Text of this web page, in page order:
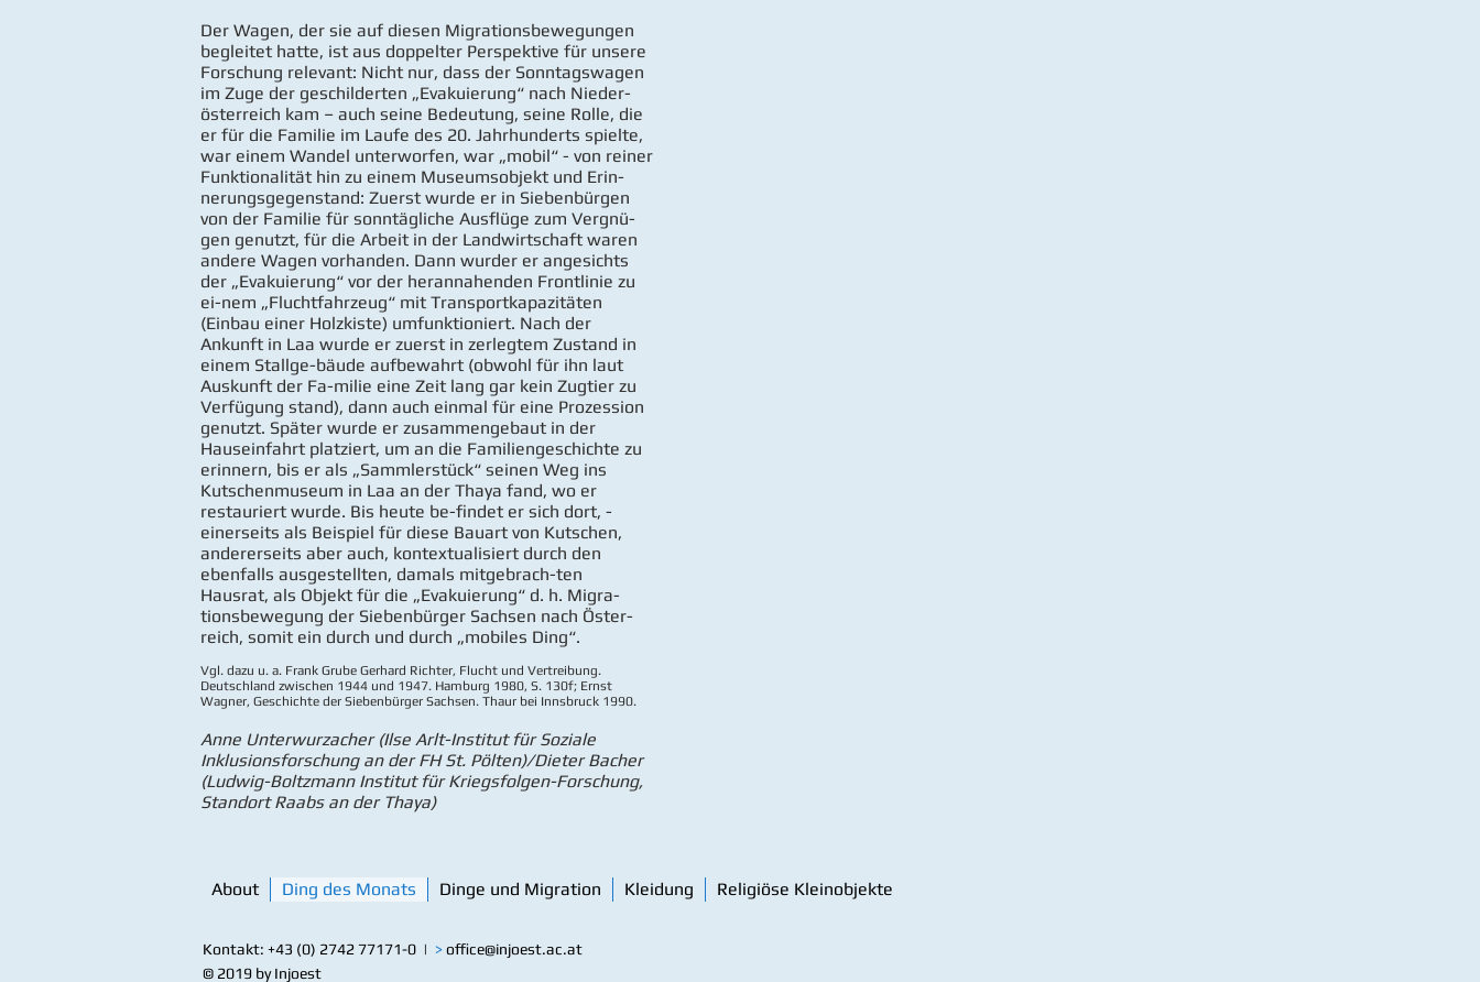
Der Wagen, der sie auf diesen Migrationsbewegungen
begleitet hatte, ist aus doppelter Perspektive für unsere
Forschung relevant: Nicht nur, dass der Sonntagswagen
im Zuge der geschilderten „Evakuierung“ nach Nieder-
österreich kam – auch seine Bedeutung, seine Rolle, die
er für die Familie im Laufe des 20. Jahrhunderts spielte,
war einem Wandel unterworfen, war „mobil“ - von reiner
Funktionalität hin zu einem Museumsobjekt und Erin-
nerungsgegenstand: Zuerst wurde er in Siebenbürgen
von der Familie für sonntägliche Ausflüge zum Vergnü-
gen genutzt, für die Arbeit in der Landwirtschaft waren
andere Wagen vorhanden. Dann wurder er angesichts
der „Evakuierung“ vor der herannahenden Frontlinie zu
ei-nem „Fluchtfahrzeug“ mit Transportkapazitäten
(Einbau einer Holzkiste) umfunktioniert. Nach der
Ankunft in Laa wurde er zuerst in zerlegtem Zustand in
einem Stallge-bäude aufbewahrt (obwohl für ihn laut
Auskunft der Fa-milie eine Zeit lang gar kein Zugtier zu
Verfügung stand), dann auch einmal für eine Prozession
genutzt. Später wurde er zusammengebaut in der
Hauseinfahrt platziert, um an die Familiengeschichte zu
erinnern, bis er als „Sammlerstück“ seinen Weg ins
Kutschenmuseum in Laa an der Thaya fand, wo er
restauriert wurde. Bis heute be-findet er sich dort, ­
einerseits als Beispiel für diese Bauart von Kutschen,
andererseits aber auch, kontextualisiert durch den
ebenfalls ausgestellten, damals mitgebrach-ten
Hausrat, als Objekt für die „Evakuierung“ d. h. Migra-
tionsbewegung der Siebenbürger Sachsen nach Öster-
reich, somit ein durch und durch „mobiles Ding“.
Vgl. dazu u. a. Frank Grube ­Gerhard Richter, Flucht und Vertreibung.
Deutschland zwischen 1944 und 1947. Hamburg 1980, S. 130f; Ernst
Wagner, Geschichte der Siebenbürger Sachsen. Thaur bei Innsbruck 1990.
Anne Unterwurzacher (Ilse Arlt-Institut für Soziale
Inklusionsforschung an der FH St. Pölten)/Dieter Bacher
(Ludwig-Boltzmann Institut für Kriegsfolgen-Forschung,
Standort Raabs an der Thaya)
About Ding des Monats Dinge und Migration Kleidung Religiöse Kleinobjekte
Kontakt: +43 (0) 2742 77171-0 | >office@injoest.ac.at
© 2019 by Injoest